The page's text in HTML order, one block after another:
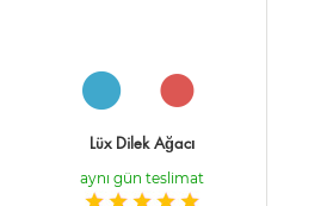
Lüx Dilek Ağacı
aynı gün teslimat